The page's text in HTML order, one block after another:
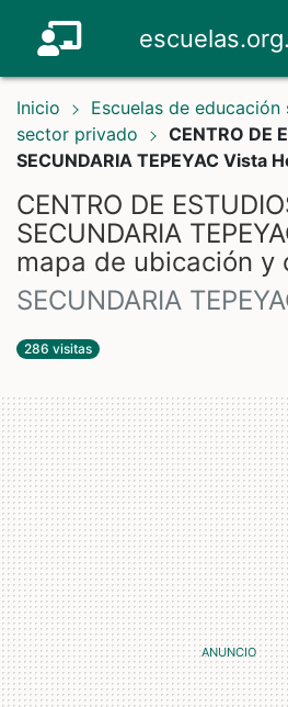
Inicio
Escuelas de
sector privado
CENTRO DE
SECUNDARIA TEPEYAC Vista
CENTRO DE
SECUNDARIA
mapa de ubicación y
SECUNDARIA
286 visitas